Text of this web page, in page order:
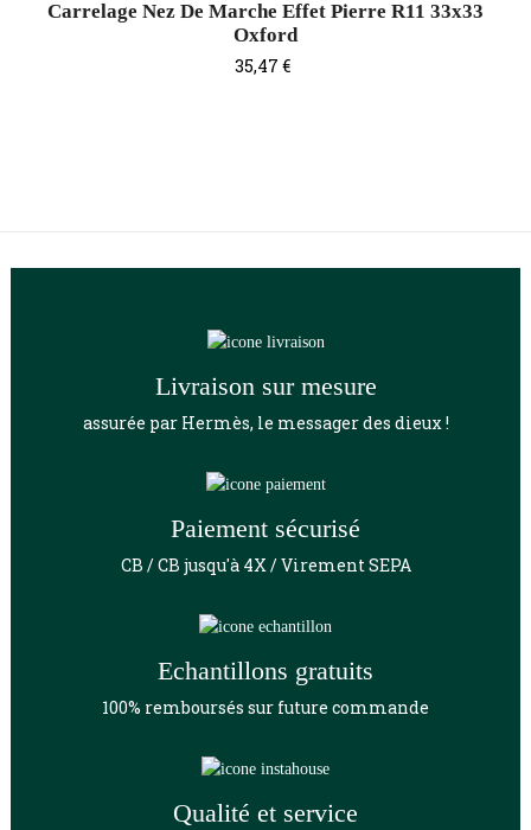
Carrelage Nez De Marche Effet Pierre R11 33x33
Oxford
Prix
35,47 €
Livraison sur mesure
assurée par Hermès, le messager des dieux !
Paiement sécurisé
CB / CB jusqu'à 4X / Virement SEPA
Echantillons gratuits
100% remboursés sur future commande
Qualité et service